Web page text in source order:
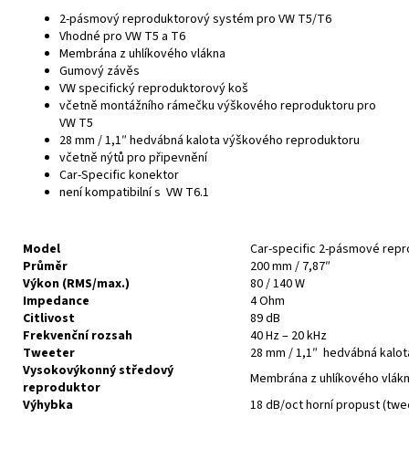
2-pásmový reproduktorový systém pro VW T5/T6
Vhodné pro VW T5 a T6
Membrána z uhlíkového vlákna
Gumový závěs
VW specifický reproduktorový koš
včetně montážního rámečku výškového reproduktoru pro
VW T5
28 mm / 1,1″ hedvábná kalota výškového reproduktoru
včetně nýtů pro připevnění
Car-Specific konektor
není kompatibilní s VW T6.1
Model
Car‑specific 2‑pásmové
Průměr
200 mm / 7,87″
Výkon (RMS/max.)
80 / 140 W
Impedance
4 Ohm
Citlivost
89 dB
Frekvenční rozsah
40 Hz – 20 kHz
Tweeter
28 mm / 1,1″ hedvábná
Vysokovýkonný středový
reproduktor
Membrána z uhlíkového
Výhybka
18 dB/oct horní propust